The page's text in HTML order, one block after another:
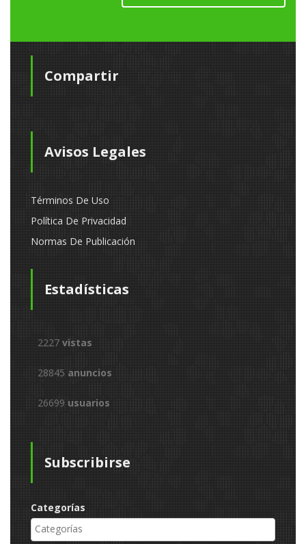
Compartir
Avisos Legales
Términos De Uso
Política De Privacidad
Normas De Publicación
Estadísticas
2227 vistas
28845 anuncios
26699 usuarios
Subscribirse
Categorías